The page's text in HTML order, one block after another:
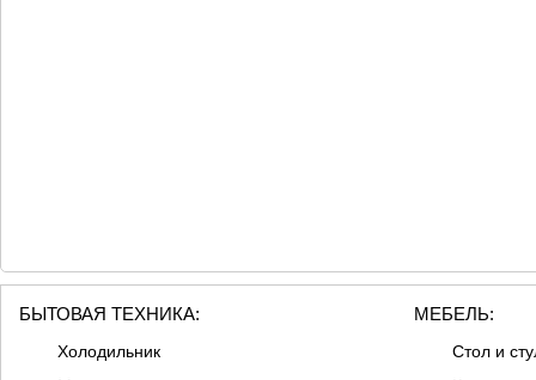
БЫТОВАЯ ТЕХНИКА:
Холодильник
МЕБЕЛЬ:
Стол и